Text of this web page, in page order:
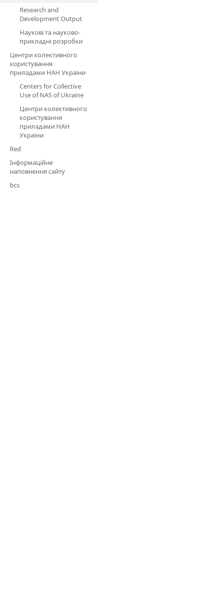
Research and
Development Output
Наукові та науково-
прикладні розробки
Центри колективного
користування
приладами НАН України
Centers for Collective
Use of NAS of Ukraine
Центри колективного
користування
приладами НАН
України
Red
Інформаційне
наповнення сайту
bcs